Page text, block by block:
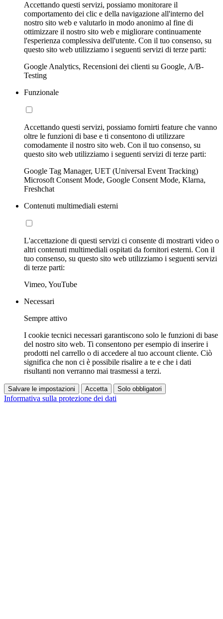
Accettando questi servizi, possiamo monitorare il
comportamento dei clic e della navigazione all'interno del
nostro sito web e valutarlo in modo anonimo al fine di
ottimizzare il nostro sito web e migliorare continuamente
l'esperienza complessiva dell'utente. Con il tuo consenso, su
questo sito web utilizziamo i seguenti servizi di terze parti:
Google Analytics, Recensioni dei clienti su Google, A/B-
Testing
Funzionale
Accettando questi servizi, possiamo fornirti feature che vanno
oltre le funzioni di base e ti consentono di utilizzare
comodamente il nostro sito web. Con il tuo consenso, su
questo sito web utilizziamo i seguenti servizi di terze parti:
Google Tag Manager, UET (Universal Event Tracking)
Microsoft Consent Mode, Google Consent Mode, Klarna,
Freshchat
Contenuti multimediali esterni
L'accettazione di questi servizi ci consente di mostrarti video o
altri contenuti multimediali ospitati da fornitori esterni. Con il
tuo consenso, su questo sito web utilizziamo i seguenti servizi
di terze parti:
Vimeo, YouTube
Necessari
Sempre attivo
I cookie tecnici necessari garantiscono solo le funzioni di base
del nostro sito web. Ti consentono per esempio di inserire i
prodotti nel carrello o di accedere al tuo account cliente. Ciò
significa che non ci è possibile risalire a te e che i dati
risultanti non verranno mai trasmessi a terzi.
Salvare le impostazioni Accetta Solo obbligatori
Informativa sulla protezione dei dati